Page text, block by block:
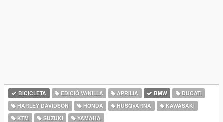
BICICLETA EDICIÓ VANILLA APRILIA BMW
DUCATI
HARLEY DAVIDSON
HONDA HUSQVARNA
KAWASAKI
KTM
SUZUKI YAMAHA